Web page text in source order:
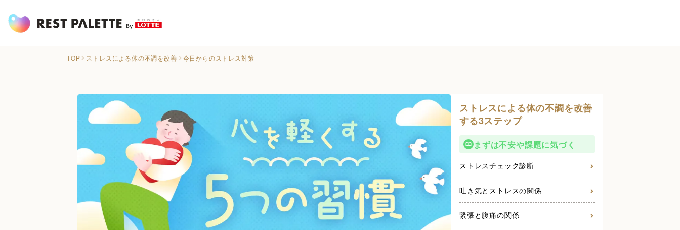
TOP ストレスによる体の不調を改善 今日からのストレス対策
ストレスによる体の不調を改善
する3ステップ
まずは不安や課題に気づく
ストレスチェック診断
吐き気とストレスの関係
緊張と腹痛の関係